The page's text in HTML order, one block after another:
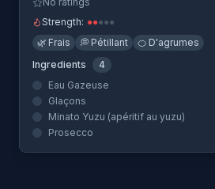
Strength: ●●●●●
🌿 Frais 💭 Pétillant 🍊 D'agrumes
Ingredients
4
Eau Gazeuse
Glaçons
Minato Yuzu (apéritif au yuzu)
Prosecco